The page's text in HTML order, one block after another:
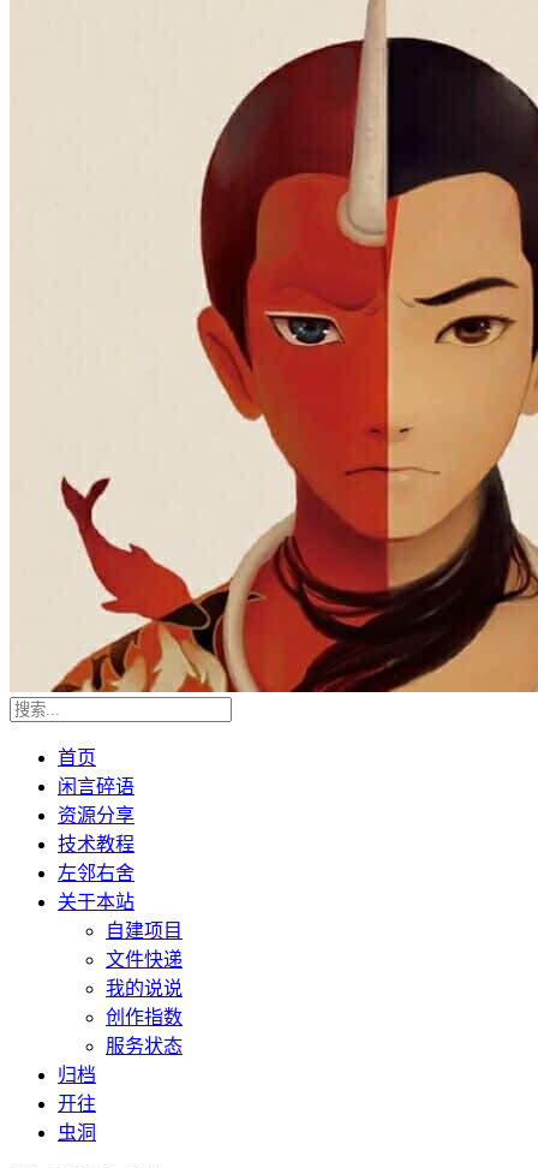
首页
闲言碎语
资源分享
技术教程
左邻右舍
关于本站
自建项目
文件快递
我的说说
创作指数
服务状态
归档
开往
虫洞